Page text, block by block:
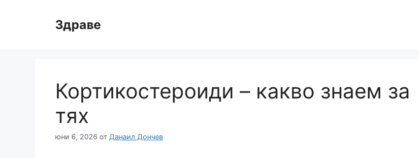
съдържаниетоЗдраве
Кортикостероиди – какво знаем за
тях
юни 6, 2026 от Данаил Дончев